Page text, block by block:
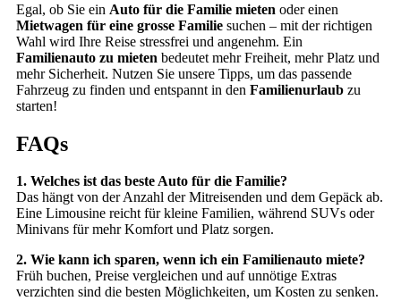
Egal, ob Sie ein Auto für die Familie mieten oder einen
Mietwagen für eine grosse Familie suchen – mit der richtigen
Wahl wird Ihre Reise stressfrei und angenehm. Ein
Familienauto zu mieten bedeutet mehr Freiheit, mehr Platz und
mehr Sicherheit. Nutzen Sie unsere Tipps, um das passende
Fahrzeug zu finden und entspannt in den Familienurlaub zu
starten!
FAQs
1. Welches ist das beste Auto für die Familie?
Das hängt von der Anzahl der Mitreisenden und dem Gepäck ab.
Eine Limousine reicht für kleine Familien, während SUVs oder
Minivans für mehr Komfort und Platz sorgen.
2. Wie kann ich sparen, wenn ich ein Familienauto miete?
Früh buchen, Preise vergleichen und auf unnötige Extras
verzichten sind die besten Möglichkeiten, um Kosten zu senken.